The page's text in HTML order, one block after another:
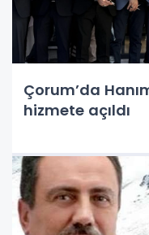
Çorum’da
hizmete açıldı